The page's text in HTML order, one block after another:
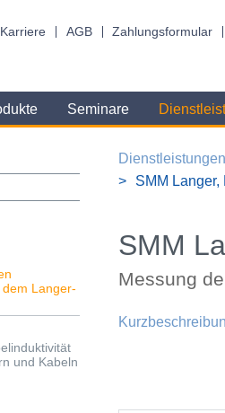
Karriere AGB Zahlungsformular
Seminare
Langer-
und Kabeln
Dienstleistungen
SMM
SMM
Messung